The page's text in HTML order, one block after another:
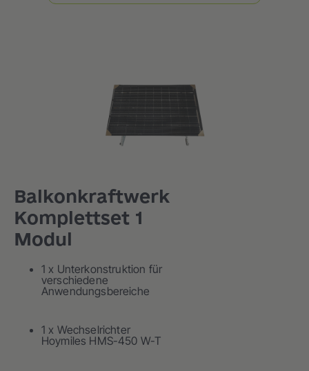
Balkonkraftwerk
Komplettset 1
Modul
1 x Unterkonstruktion für
verschiedene
Anwendungsbereiche
1 x Wechselrichter
Hoymiles HMS-450 W-T